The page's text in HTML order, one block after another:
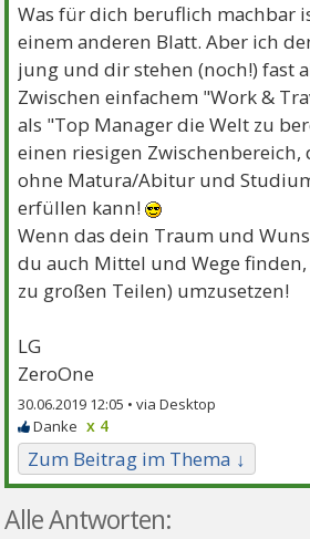
Was für dich beruflich machbar
einem anderen Blatt. Aber ich
jung und dir stehen (noch!) fast
Zwischen einfachem "Work &
als "Top Manager die Welt zu
einen riesigen Zwischenbereich,
ohne Matura/Abitur und
erfüllen kann!
Wenn das dein Traum und
du auch Mittel und Wege
zu großen Teilen) umzusetzen!
LG
ZeroOne
30.06.2019 12:05 •
x 4
Zum Beitrag im Thema ↓
Alle Antworten: